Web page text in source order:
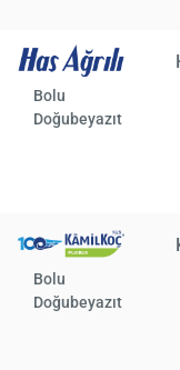
Bolu
Doğubeyazıt
Bolu
Doğubeyazıt